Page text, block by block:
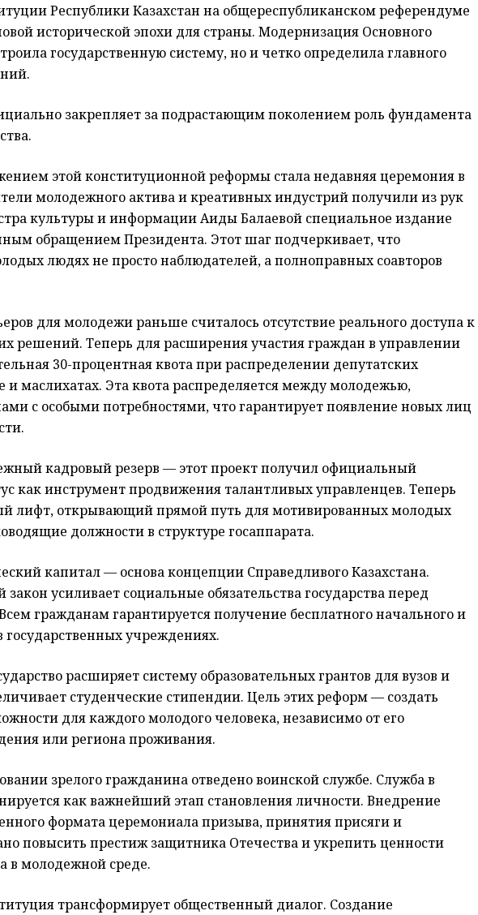
Республики Казахстан на общереспубликанском референдуме
исторической эпохи для страны. Модернизация Основного
государственную систему, но и четко определила главного
закрепляет за подрастающим поколением роль фундамента
этой конституционной реформы стала недавняя церемония в
молодежного актива и креативных индустрий получили из рук
культуры и информации Аиды Балаевой специальное издание
обращением Президента. Этот шаг подчеркивает, что
людях не просто наблюдателей, а полноправных соавторов
для молодежи раньше считалось отсутствие реального доступа к
решений. Теперь для расширения участия граждан в управлении
30-процентная квота при распределении депутатских
и маслихатах. Эта квота распределяется между молодежью,
с особыми потребностями, что гарантирует появление новых лиц
кадровый резерв — этот проект получил официальный
как инструмент продвижения талантливых управленцев. Теперь
лифт, открывающий прямой путь для мотивированных молодых
должности в структуре госаппарата.
капитал — основа концепции Справедливого Казахстана.
усиливает социальные обязательства государства перед
гражданам гарантируется получение бесплатного начального и
государственных учреждениях.
расширяет систему образовательных грантов для вузов и
студенческие стипендии. Цель этих реформ — создать
для каждого молодого человека, независимо от его
или региона проживания.
зрелого гражданина отведено воинской службе. Служба в
как важнейший этап становления личности. Внедрение
формата церемониала призыва, принятия присяги и
повысить престиж защитника Отечества и укрепить ценности
в молодежной среде.
трансформирует общественный диалог. Создание